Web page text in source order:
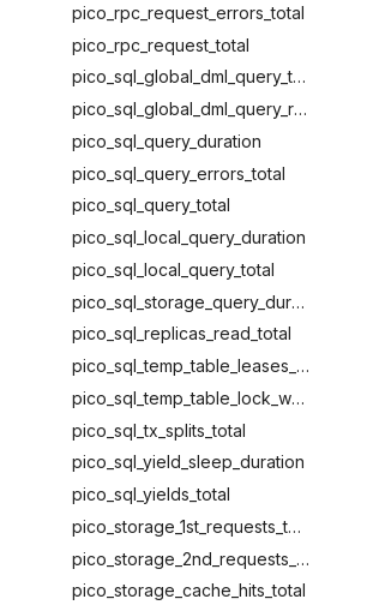
pico_rpc_request_errors_total
pico_rpc_request_total
pico_sql_global_dml_query_total
pico_sql_global_dml_query_retries_total
pico_sql_query_duration
pico_sql_query_errors_total
pico_sql_query_total
pico_sql_local_query_duration
pico_sql_local_query_total
pico_sql_storage_query_duration
pico_sql_replicas_read_total
pico_sql_temp_table_leases_total
pico_sql_temp_table_lock_waits_total
pico_sql_tx_splits_total
pico_sql_yield_sleep_duration
pico_sql_yields_total
pico_storage_1st_requests_total
pico_storage_2nd_requests_total
pico_storage_cache_hits_total